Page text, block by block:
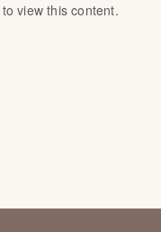
view this content.